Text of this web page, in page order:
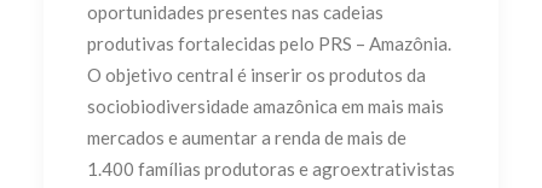
oportunidades presentes nas cadeias
produtivas fortalecidas pelo PRS – Amazônia.
O objetivo central é inserir os produtos da
sociobiodiversidade amazônica em mais mais
mercados e aumentar a renda de mais de
1.400 famílias produtoras e agroextrativistas